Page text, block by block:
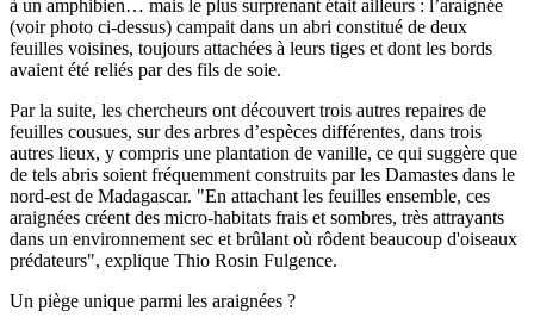
à un amphibien… mais le plus surprenant était ailleurs : l’araignée
(voir photo ci-dessus) campait dans un abri constitué de deux
feuilles voisines, toujours attachées à leurs tiges et dont les bords
avaient été reliés par des fils de soie.
Par la suite, les chercheurs ont découvert trois autres repaires de
feuilles cousues, sur des arbres d’espèces différentes, dans trois
autres lieux, y compris une plantation de vanille, ce qui suggère que
de tels abris soient fréquemment construits par les Damastes dans le
nord-est de Madagascar. "En attachant les feuilles ensemble, ces
araignées créent des micro-habitats frais et sombres, très attrayants
dans un environnement sec et brûlant où rôdent beaucoup d'oiseaux
prédateurs", explique Thio Rosin Fulgence.
Un piège unique parmi les araignées ?